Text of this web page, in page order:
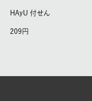
HAyU 付せん
209